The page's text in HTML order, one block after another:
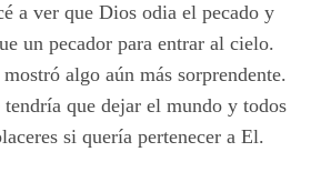
a ver que Dios odia el pecado y
un pecador para entrar al cielo.
algo aún más sorprendente.
que dejar el mundo y todos
si quería pertenecer a El.